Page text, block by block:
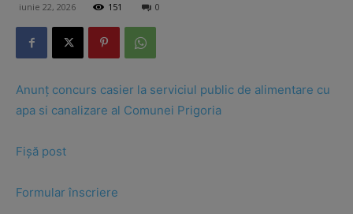
iunie 22, 2026 151 0
Anunț concurs casier la serviciul public de alimentare cu
apa si canalizare al Comunei Prigoria
Fișă post
Formular înscriere